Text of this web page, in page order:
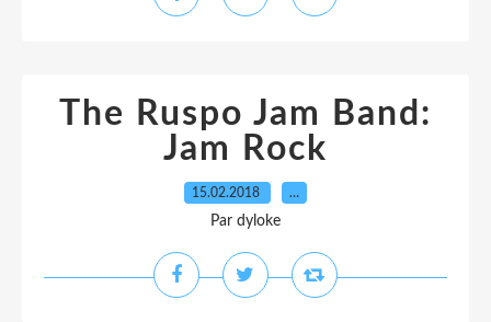
The Ruspo Jam Band:
Jam Rock
15.02.2018 …
Par dyloke